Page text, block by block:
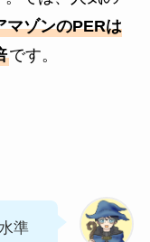
マゾンのPERは
です。
準